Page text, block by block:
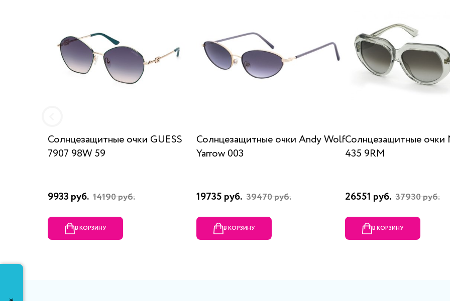
Солнцезащитные очки GUESS
7907 98W 59
9933 руб. 14190 руб.
В КОРЗИНУ
Солнцезащитные очки Andy Wolf
Yarrow 003
19735 руб. 39470 руб.
В КОРЗИНУ
Солнцезащитные очки
435 9RM
26551 руб. 37930 руб.
В КОРЗИНУ